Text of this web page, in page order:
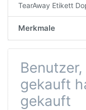
TearAway Etikett
Merkmale
gekauft
gekauft